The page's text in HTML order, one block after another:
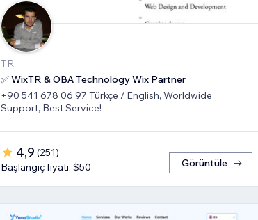
TR
✅ WixTR & OBA Technology Wix Partner
+90 541 678 06 97 Türkçe / English, Worldwide
Support, Best Service!
4,9 (251)
Başlangıç fiyatı: $50
Görüntüle